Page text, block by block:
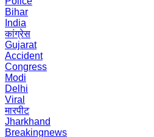
Bihar
India
कांग्रेस
Gujarat
Accident
Congress
Modi
Delhi
Viral
मारपीट
Jharkhand
Breakingnews